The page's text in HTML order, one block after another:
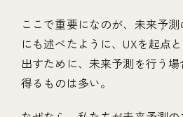
ここで重要になのが、未来予
にも述べたように、UXを起点
出すために、未来予測を行う
得るものは多い。